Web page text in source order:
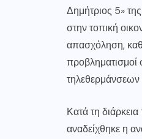
Δημήτριος 5»
στην τοπική
απασχόληση,
προβληματισμοί
τηλεθερμάνσεων
Κατά τη
αναδείχθηκε η